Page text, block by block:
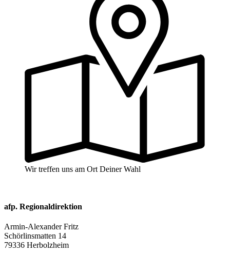
Wir treffen uns am Ort Deiner Wahl
afp. Regionaldirektion
Armin-Alexander Fritz
Schörlinsmatten 14
79336 Herbolzheim